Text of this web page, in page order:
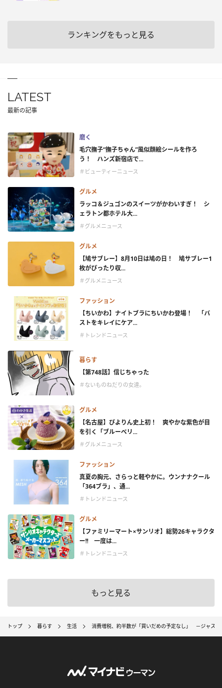
ランキングをもっと見る
LATEST
最新の記事
磨く
毛穴撫子“撫子ちゃん”風似顔絵シールを作ろ
う！ ハンズ新宿店で...
＃ビューティーニュース
グルメ
ラッコ＆ジュゴンのスイーツがかわいすぎ！ シ
ェラトン都ホテル大...
＃グルメニュース
グルメ
【鳩サブレー】8月10日は鳩の日！ 鳩サブレー1
枚がぴったり収...
＃グルメニュース
ファッション
【ちいかわ】ナイトブラにちいかわ登場！ 「バ
ストをキレイにケア...
＃トレンドニュース
暮らす
【第748話】信じちゃった
＃ないものねだりの女達。
グルメ
【名古屋】ぴよりん史上初！ 爽やかな紫色が目
を引く「ブルーベリ...
＃グルメニュース
ファッション
真夏の胸元、さらっと軽やかに。ウンナナクール
「364ブラ」、通...
＃トレンドニュース
グルメ
【ファミリーマート×サンリオ】総勢26キャラクタ
ー!! 一度は...
＃トレンドニュース
もっと見る
トップ 暮らす 生活 消費増税、約半数が「買いだめの予定なし」 －ジャスト